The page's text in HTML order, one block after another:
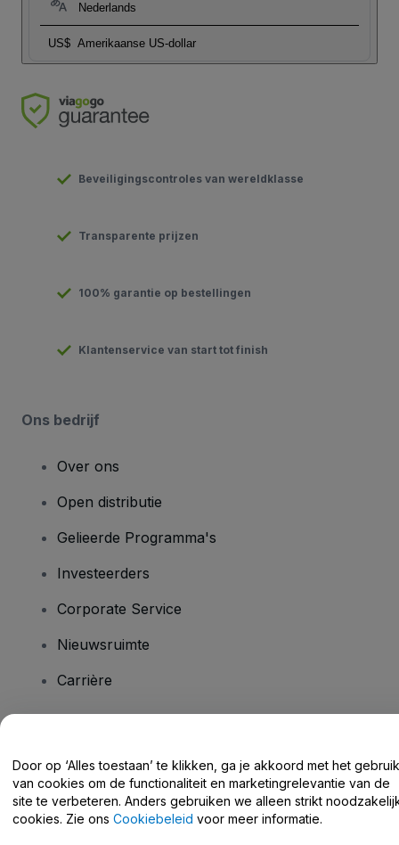
Nederlands
US$ Amerikaanse US-dollar
Beveiligingscontroles van wereldklasse
Transparente prijzen
100% garantie op bestellingen
Klantenservice van start tot finish
Ons bedrijf
Over ons
Open distributie
Gelieerde Programma's
Investeerders
Corporate Service
Nieuwsruimte
Carrière
Helpcentrum / Neem Contact Met Ons Op
Door op ‘Alles toestaan’ te klikken, ga je akkoord met het gebruik
van cookies om de functionaliteit en marketingrelevantie van de
site te verbeteren. Anders gebruiken we alleen strikt
cookies. Zie ons Cookiebeleid voor meer informatie.